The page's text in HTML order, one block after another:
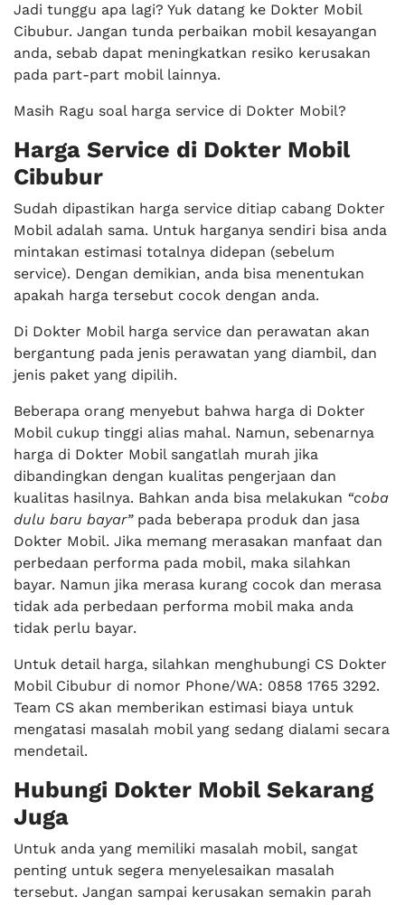
Jadi tunggu apa lagi? Yuk datang ke Dokter Mobil
Cibubur. Jangan tunda perbaikan mobil kesayangan
anda, sebab dapat meningkatkan resiko kerusakan
pada part-part mobil lainnya.
Masih Ragu soal harga service di Dokter Mobil?
Harga Service di Dokter Mobil
Cibubur
Sudah dipastikan harga service ditiap cabang Dokter
Mobil adalah sama. Untuk harganya sendiri bisa anda
mintakan estimasi totalnya didepan (sebelum
service). Dengan demikian, anda bisa menentukan
apakah harga tersebut cocok dengan anda.
Di Dokter Mobil harga service dan perawatan akan
bergantung pada jenis perawatan yang diambil, dan
jenis paket yang dipilih.
Beberapa orang menyebut bahwa harga di Dokter
Mobil cukup tinggi alias mahal. Namun, sebenarnya
harga di Dokter Mobil sangatlah murah jika
dibandingkan dengan kualitas pengerjaan dan
kualitas hasilnya. Bahkan anda bisa melakukan “coba
dulu baru bayar”pada beberapa produk dan jasa
Dokter Mobil. Jika memang merasakan manfaat dan
perbedaan performa pada mobil, maka silahkan
bayar. Namun jika merasa kurang cocok dan merasa
tidak ada perbedaan performa mobil maka anda
tidak perlu bayar.
Untuk detail harga, silahkan menghubungi CS Dokter
Mobil Cibubur di nomor Phone/WA: 0858 1765 3292.
Team CS akan memberikan estimasi biaya untuk
mengatasi masalah mobil yang sedang dialami secara
mendetail.
Hubungi Dokter Mobil Sekarang
Juga
Untuk anda yang memiliki masalah mobil, sangat
penting untuk segera menyelesaikan masalah
tersebut. Jangan sampai kerusakan semakin parah